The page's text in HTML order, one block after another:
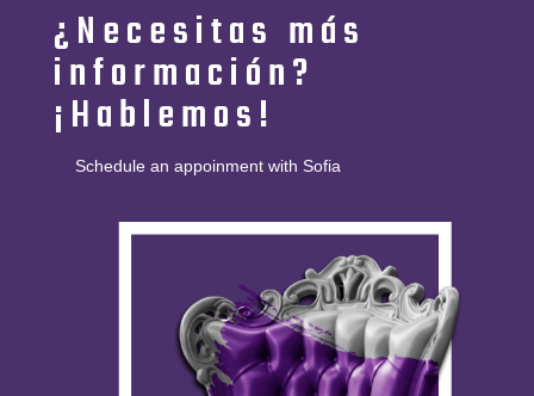
¿Necesitas más
información?
¡Hablemos!
Schedule an appoinment with Sofia